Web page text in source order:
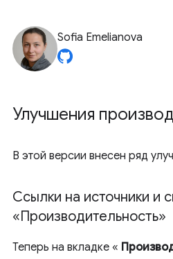
Sofia Emelianova
Улучшения
В этой версии внесен ряд
Ссылки на источники и
«Производительность»
Теперь на вкладке «